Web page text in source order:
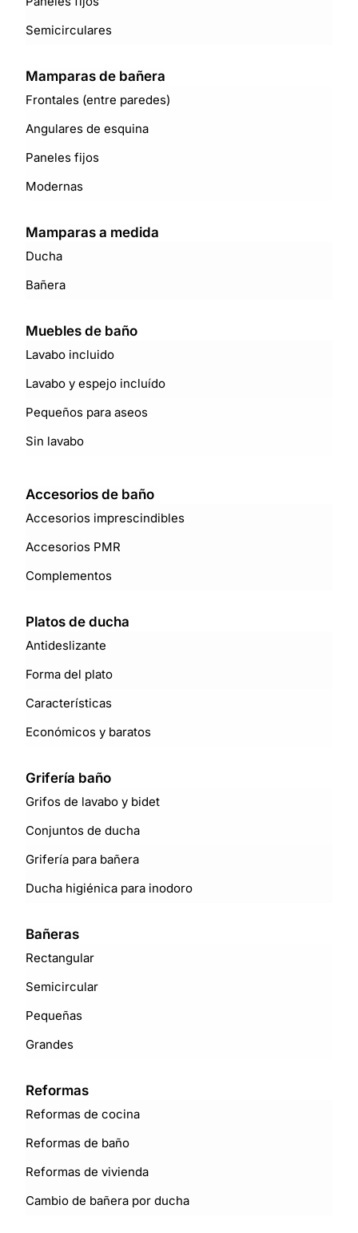
Semicirculares
Mamparas de bañera
Frontales (entre paredes)
Angulares de esquina
Paneles fijos
Modernas
Mamparas a medida
Ducha
Bañera
Muebles de baño
Lavabo incluido
Lavabo y espejo incluído
Pequeños para aseos
Sin lavabo
Accesorios de baño
Accesorios imprescindibles
Accesorios PMR
Complementos
Platos de ducha
Antideslizante
Forma del plato
Características
Económicos y baratos
Grifería baño
Grifos de lavabo y bidet
Conjuntos de ducha
Grifería para bañera
Ducha higiénica para inodoro
Bañeras
Rectangular
Semicircular
Pequeñas
Grandes
Reformas
Reformas de cocina
Reformas de baño
Reformas de vivienda
Cambio de bañera por ducha